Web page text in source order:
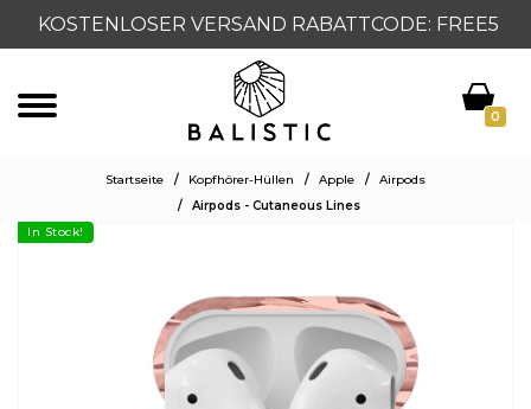
KOSTENLOSER VERSAND RABATTCODE: FREE5
0
Startseite / Kopfhörer-Hüllen / Apple /
Airpods
/
Airpods - Cutaneous Lines
In Stock!